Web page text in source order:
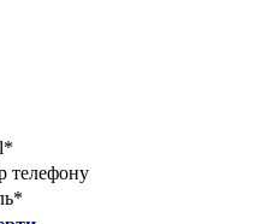
телефону